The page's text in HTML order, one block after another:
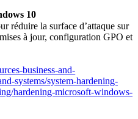
10
réduire la surface d’attaque sur
à jour, configuration GPO et
business-and-
systems/system-hardening-
hardening-microsoft-windows-